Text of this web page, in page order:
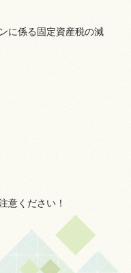
に係る固定資産税の減
意ください！